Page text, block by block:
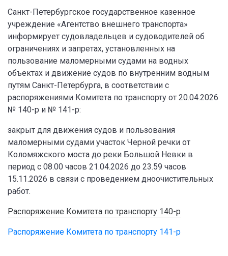
Санкт-Петербургское государственное казенное
учреждение «Агентство внешнего транспорта»
информирует судовладельцев и судоводителей об
ограничениях и запретах, установленных на
пользование маломерными судами на водных
объектах и движение судов по внутренним водным
путям Санкт-Петербурга, в соответствии с
распоряжениями Комитета по транспорту от 20.04.2026
№ 140-р и № 141-р:
закрыт для движения судов и пользования
маломерными судами участок Черной речки от
Коломяжского моста до реки Большой Невки в
период с 08.00 часов 21.04.2026 до 23.59 часов
15.11.2026 в связи с проведением дноочистительных
работ.
Распоряжение Комитета по транспорту 140-р
Распоряжение Комитета по транспорту 141-р